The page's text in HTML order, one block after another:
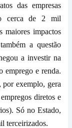
das empresas
cerca de 2 mil
maiores impactos
a questão
a investir na
emprego e renda.
exemplo, gera
diretos e
Só no Estado,
terceirizados.